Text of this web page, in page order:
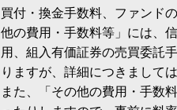
買付・換金手数料、ファンド
他の費用・手数料等」には、
用、組入有価証券の売買委託
りますが、詳細につきまして
また、「その他の費用・手数